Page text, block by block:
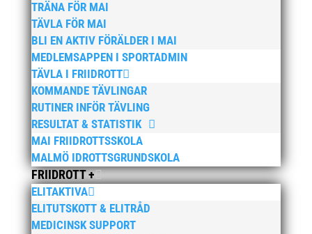
TRÄNA FÖR MAI
TÄVLA FÖR MAI
BLI EN AKTIV FÖRÄLDER I MAI
MEDLEMSAPPEN I SPORTADMIN
TÄVLA I FRIIDROTT
KOMMANDE TÄVLINGAR
RUTINER INFÖR TÄVLING
RESULTAT & STATISTIK
MAI FRIIDROTTSSKOLA
MALMÖ IDROTTSGRUNDSKOLA
FRIIDROTT +
ELITAKTIVA
ELITUTSKOTT & ELITRÅD
MEDICINSK SUPPORT
Wictor i galacentrum – sedan blir det Pallasspelen
januari, 2026
Lasse Johnssons livsgärning hyllad på Friidrottsgalan
28 januari, 2026
maj 2026
april 2026
januari 2026
december 2025
november 2025
oktober 2025
augusti 2025